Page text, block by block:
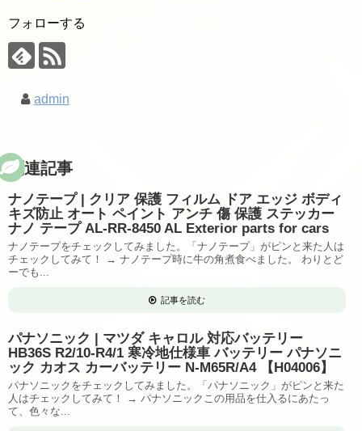
フォローする
admin
関連記事
ナノテープ | クリア 保護 フィルム ドア エッジ ボディ
キズ防止 オート ペイント アンチ 傷 保護 ステッカー
ナノ テープ AL-RR-8450 AL Exterior parts for cars
ナノテープをチェックしてみました。「ナノテープ」がピンと来た人は
チェックしてみて！ → ナノテープ時に牛の角煮食べました。 わりとど
ーでも...
記事を読む
パナソニック | マツダ キャロル 対応バッテリー
HB36S R2/10-R4/1 寒冷地仕様車 バッテリー パナソニ
ック カオス カーバッテリー N-M65R/A4 【H04006】
パナソニックをチェックしてみました。「パナソニック」がピンと来た
人はチェックしてみて！ → パナソニックこの用品を仕入るにあたっ
て、色々な...